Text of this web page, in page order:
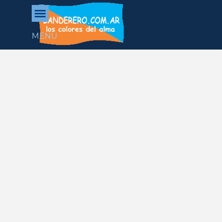
Vaya al Contenido
Saltar menú
MENU